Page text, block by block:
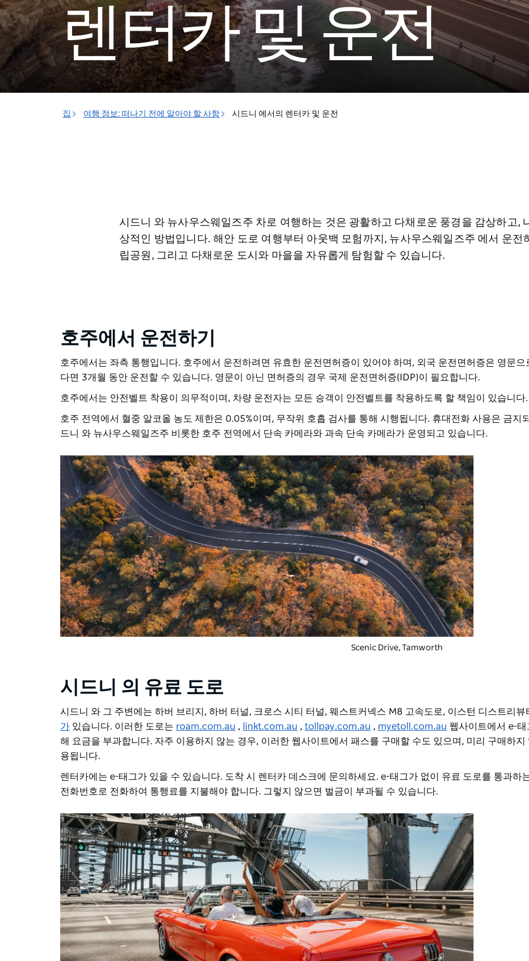
렌터카 및 운전
집 여행 정보: 떠나기 전에 알아야 할 사항 시드니 에서의 렌터카 및 운전
시드니 와 뉴사우스웨일즈주 차로 여행하는 것은 광활하고 다채로운 풍경을 감상하고,
상적인 방법입니다. 해안 도로 여행부터 아웃백 모험까지, 뉴사우스웨일즈주 에서 운전
립공원, 그리고 다채로운 도시와 마을을 자유롭게 탐험할 수 있습니다.
호주에서 운전하기
호주에서는 좌측 통행입니다. 호주에서 운전하려면 유효한 운전면허증이 있어야 하며, 외국 운전면허증은 영문으
다면 3개월 동안 운전할 수 있습니다. 영문이 아닌 면허증의 경우 국제 운전면허증(IDP)이 필요합니다.
호주에서는 안전벨트 착용이 의무적이며, 차량 운전자는 모든 승객이 안전벨트를 착용하도록 할 책임이 있습니다.
호주 전역에서 혈중 알코올 농도 제한은 0.05%이며, 무작위 호흡 검사를 통해 시행됩니다. 휴대전화 사용은 금지
드니 와 뉴사우스웨일즈주 비롯한 호주 전역에서 단속 카메라와 과속 단속 카메라가 운영되고 있습니다.
Scenic Drive, Tamworth
시드니 의 유료 도로
시드니 와 그 주변에는 하버 브리지, 하버 터널, 크로스 시티 터널, 웨스트커넥스 M8 고속도로, 이스턴 디스트리뷰
가 있습니다. 이러한 도로는 roam.com.au , linkt.com.au , tollpay.com.au , myetoll.com.au 웹사이트에서 e-
해 요금을 부과합니다. 자주 이용하지 않는 경우, 이러한 웹사이트에서 패스를 구매할 수도 있으며, 미리 구매하지
용됩니다.
렌터카에는 e-태그가 있을 수 있습니다. 도착 시 렌터카 데스크에 문의하세요. e-태그가 없이 유료 도로를 통과하
전화번호로 전화하여 통행료를 지불해야 합니다. 그렇지 않으면 벌금이 부과될 수 있습니다.